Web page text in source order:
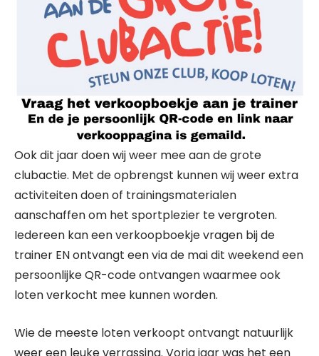
Ook dit jaar doen wij weer mee aan de grote
clubactie. Met de opbrengst kunnen wij weer extra
activiteiten doen of trainingsmaterialen
aanschaffen om het sportplezier te vergroten.
Iedereen kan een verkoopboekje vragen bij de
trainer EN ontvangt een via de mai dit weekend een
persoonlijke QR-code ontvangen waarmee ook
loten verkocht mee kunnen worden.
Wie de meeste loten verkoopt ontvangt natuurlijk
weer een leuke verrassing. Vorig jaar was het een